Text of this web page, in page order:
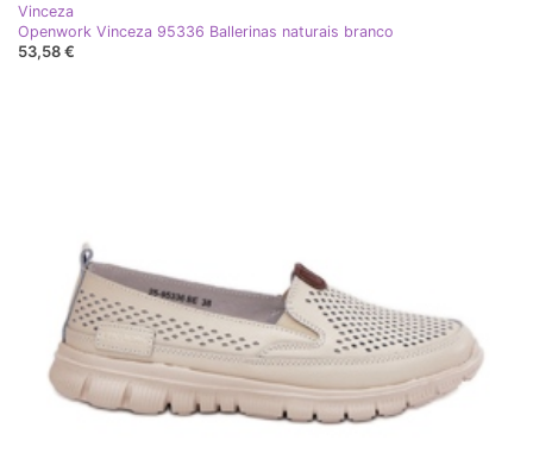
Vinceza
Openwork Vinceza 95336 Ballerinas naturais branco
53,58 €